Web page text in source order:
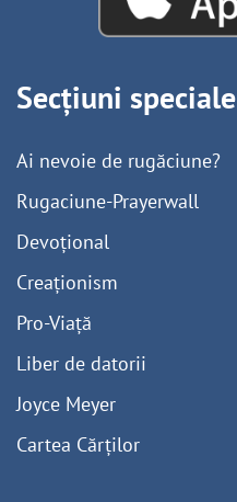
Secțiuni speciale
Ai nevoie de rugăciune?
Rugaciune-Prayerwall
Devoțional
Creaționism
Pro-Viață
Liber de datorii
Joyce Meyer
Cartea Cărților